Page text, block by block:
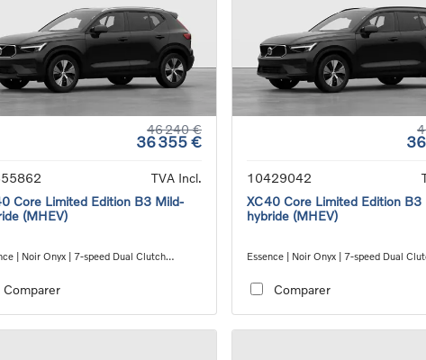
46 240 €
36 355 €
TVA Incl.
Core Limited Edition B3 Mild-
(MHEV)
| Noir Onyx | 7-speed Dual Clutch
Comparer
10429042
XC40 Core Limited Edition B3
hybride (MHEV)
Essence | Noir Onyx | 7-speed Dual
Comparer